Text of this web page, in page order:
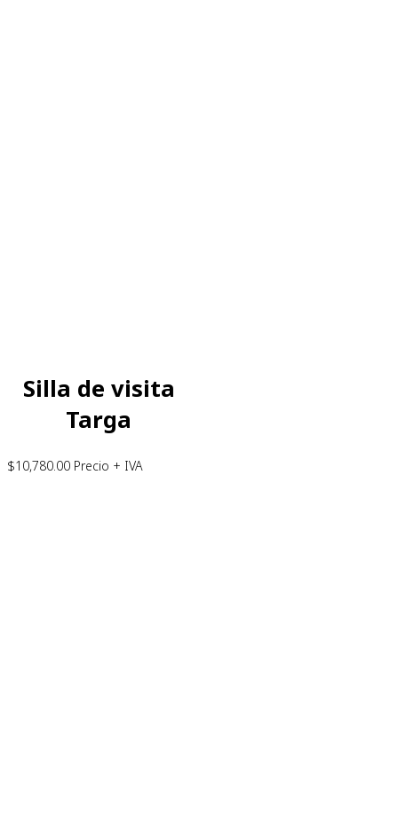
Silla de visita
Targa
$10,780.00 Precio + IVA